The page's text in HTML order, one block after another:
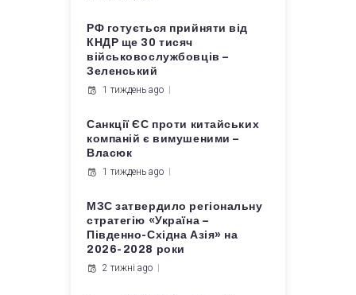
РФ готується прийняти від
КНДР ще 30 тисяч
військовослужбовців –
Зеленський
1 тиждень ago
Санкції ЄС проти китайських
компаній є вимушеними –
Власюк
1 тиждень ago
МЗС затвердило регіональну
стратегію «Україна –
Південно-Східна Азія» на
2026-2028 роки
2 тижні ago